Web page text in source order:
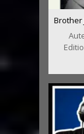
Brother